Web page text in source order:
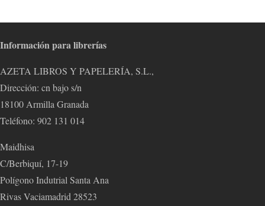
Información para librerías
AZETA LIBROS Y PAPELERÍA, S.L.,
Dirección: cn bajo s/n
18100 Armilla Granada
Teléfono: 902 131 014
Maidhisa
C/Berbiquí, 17-19
Polígono Indutrial Santa Ana
Rivas Vaciamadrid 28523